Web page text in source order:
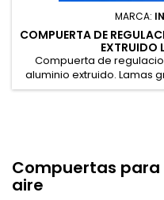
MARCA:
COMPUERTA DE
EXTRUIDO
Compuerta de
aluminio extruido. Lamas
aluminio inyectado. Para
Compuertas
aire